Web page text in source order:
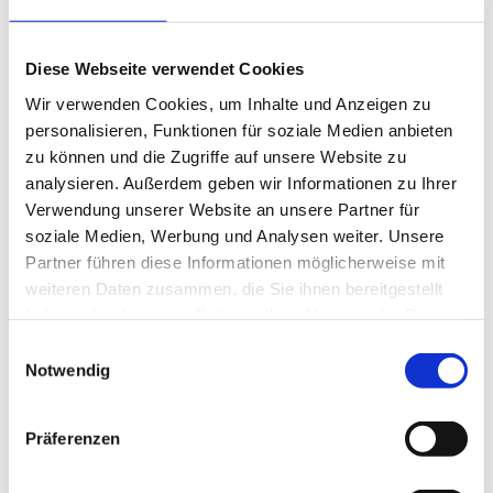
Diese Webseite verwendet Cookies
Wir verwenden Cookies, um Inhalte und Anzeigen zu
personalisieren, Funktionen für soziale Medien anbieten
zu können und die Zugriffe auf unsere Website zu
analysieren. Außerdem geben wir Informationen zu Ihrer
Verwendung unserer Website an unsere Partner für
soziale Medien, Werbung und Analysen weiter. Unsere
Partner führen diese Informationen möglicherweise mit
weiteren Daten zusammen, die Sie ihnen bereitgestellt
Notwendig
Präferenzen
Die Aktion hat beim Rotary Club Winsen
Tradition und wurde bereits mehrfach in den
vergangenen Jahren durchgeführt. Ziel ist es,
gemeinsam den Frühling zu feiern und älteren
Menschen einen besonderen Nachmittag in
geselliger Atmosphäre zu schenken. Zum
Abschluss bedankten sich die Rotarierinnen und
Rotarier besonders herzlich beim Team des
wiederzukommen.
Anlage:Drei Fotos von der